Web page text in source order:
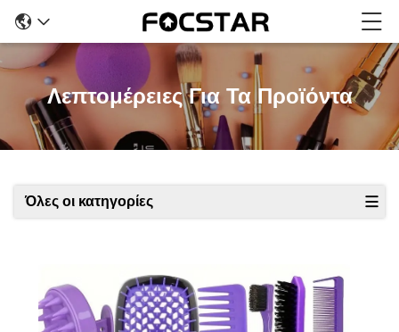
Λεπτομέρειες Για Τα Προϊόντα
Όλες οι κατηγορίες